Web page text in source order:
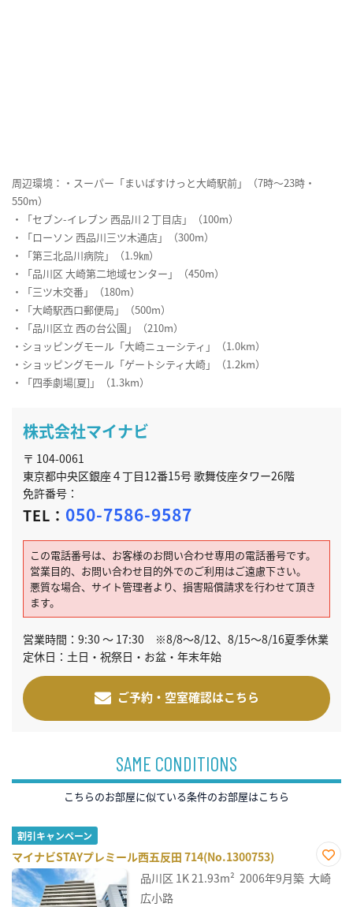
周辺環境：・スーパー「まいばすけっと大崎駅前」（7時～23時・
550m）
・「セブン-イレブン 西品川２丁目店」（100m）
・「ローソン 西品川三ツ木通店」（300m）
・「第三北品川病院」（1.9㎞）
・「品川区 大崎第二地域センター」（450m）
・「三ツ木交番」（180m）
・「大崎駅西口郵便局」（500m）
・「品川区立 西の台公園」（210m）
・ショッピングモール「大崎ニューシティ」（1.0km）
・ショッピングモール「ゲートシティ大崎」（1.2km）
・「四季劇場[夏]」（1.3km）
株式会社マイナビ
〒 104-0061
東京都中央区銀座４丁目12番15号 歌舞伎座タワー26階
免許番号：
TEL： 050-7586-9587
この電話番号は、お客様のお問い合わせ専用の電話番号です。
営業目的、お問い合わせ目的外でのご利用はご遠慮下さい。
悪質な場合、サイト管理者より、損害賠償請求を行わせて頂き
ます。
営業時間：9:30 ～ 17:30 ※8/8～8/12、8/15～8/16夏季休業
定休日：土日・祝祭日・お盆・年末年始
ご予約・空室確認はこちら
SAME CONDITIONS
こちらのお部屋に似ている条件のお部屋はこちら
割引キャンペーン
マイナビSTAYプレミール西五反田 714(No.1300753)
お気
に入
品川区 1K21.93m² 2006年9月築 大崎
広小路